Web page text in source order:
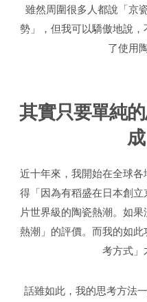
雖然周圍很多人都說「京
勢」，但我可以驕傲地說
了使用
其實只要單純
近十年來，我開始在全球
得「因為有稻盛在日本創
片世界級的陶瓷熱潮。如
熱潮」的評價。而我的如
考方式」
話雖如此，我的思考方法